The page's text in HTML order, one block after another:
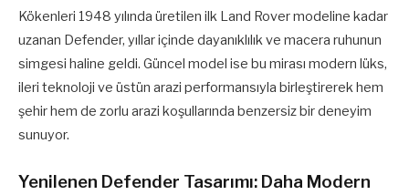
Kökenleri 1948 yılında üretilen ilk Land Rover modeline kadar
uzanan Defender, yıllar içinde dayanıklılık ve macera ruhunun
simgesi haline geldi. Güncel model ise bu mirası modern lüks,
ileri teknoloji ve üstün arazi performansıyla birleştirerek hem
şehir hem de zorlu arazi koşullarında benzersiz bir deneyim
sunuyor.
Yenilenen Defender Tasarımı: Daha Modern